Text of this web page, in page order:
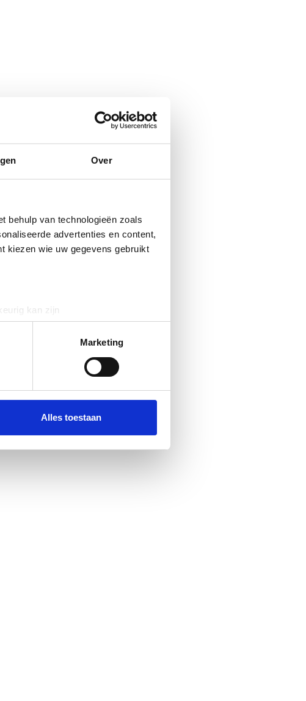
Over
behulp van technologieën zoals
advertenties en content,
kiezen wie uw gegevens gebruikt
kan zijn
(fingerprinting)
in het
detailgedeeltein. U kunt uw
onze partners voor social
informatie die u aan ze heeft
Marketing
Alles toestaan